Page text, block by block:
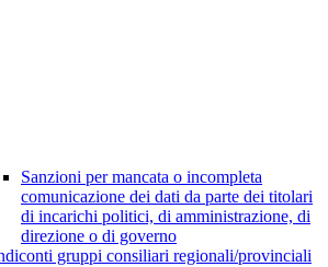
Sanzioni per mancata o incompleta
comunicazione dei dati da parte dei titolari
di incarichi politici, di amministrazione, di
direzione o di governo
gruppi consiliari regionali/provinciali